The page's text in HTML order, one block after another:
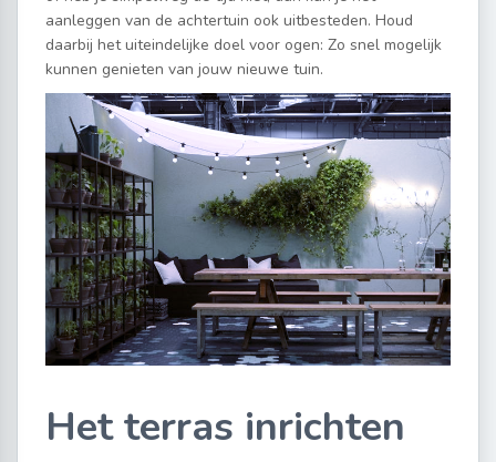
aanleggen van de achtertuin ook uitbesteden. Houd
daarbij het uiteindelijke doel voor ogen: Zo snel mogelijk
kunnen genieten van jouw nieuwe tuin.
Het terras inrichten